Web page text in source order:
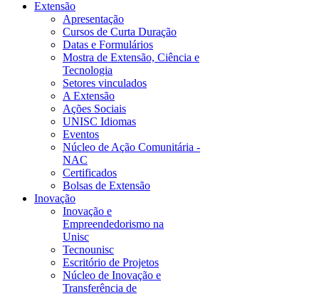
Extensão
Apresentação
Cursos de Curta Duração
Datas e Formulários
Mostra de Extensão, Ciência e
Tecnologia
Setores vinculados
A Extensão
Ações Sociais
UNISC Idiomas
Eventos
Núcleo de Ação Comunitária -
NAC
Certificados
Bolsas de Extensão
Inovação
Inovação e
Empreendedorismo na
Unisc
Tecnounisc
Escritório de Projetos
Núcleo de Inovação e
Transferência de